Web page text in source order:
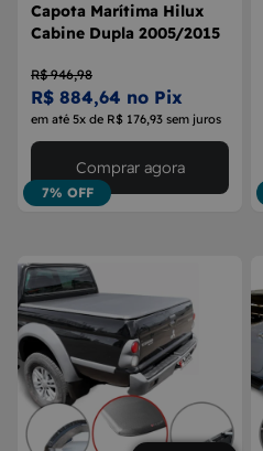
Capota Marítima Hilux
Cabine Dupla 2005/2015
R$ 946,98
R$ 884,64 no Pix
em até 5x de R$ 176,93 sem juros
7% OFF
Comprar agora